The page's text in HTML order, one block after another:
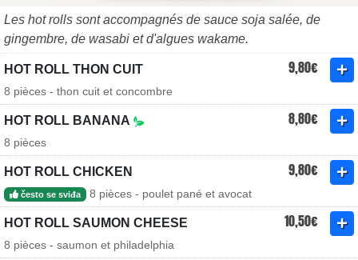
Les hot rolls sont accompagnés de sauce soja salée, de
gingembre, de wasabi et d'algues wakame.
HOT ROLL THON CUIT 9,80€
8 pièces - thon cuit et concombre
HOT ROLL BANANA 8,80€
8 pièces
HOT ROLL CHICKEN 9,80€
često se sviđa 8 pièces - poulet pané et avocat
HOT ROLL SAUMON CHEESE 10,50€
8 pièces - saumon et philadelphia